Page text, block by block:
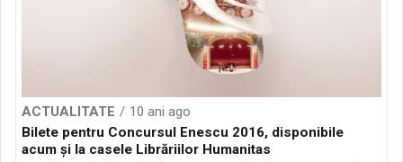
ACTUALITATE
10 ani ago
Bilete pentru Concursul Enescu 2016, disponibile
acum și la casele Librăriilor Humanitas